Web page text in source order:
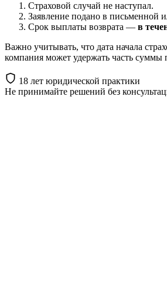
Страховой случай не наступал.
Заявление подано в письменной
Срок выплаты возврата — в
Важно учитывать, что дата начала
компания может удержать часть
18 лет юридической практики
Не принимайте решений без